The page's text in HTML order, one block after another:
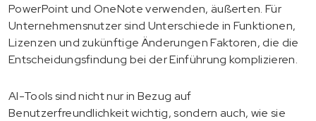
PowerPoint und OneNote verwenden, äußerten. Für
Unternehmensnutzer sind Unterschiede in Funktionen,
Lizenzen und zukünftige Änderungen Faktoren, die die
Entscheidungsfindung bei der Einführung komplizieren.
AI-Tools sind nicht nur in Bezug auf
Benutzerfreundlichkeit wichtig, sondern auch, wie sie